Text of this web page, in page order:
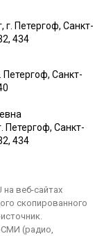
г. Петергоф, Санкт-
434
Петергоф, Санкт-
Петергоф, Санкт-
434
веб-сайтах
скопированного
(радио,